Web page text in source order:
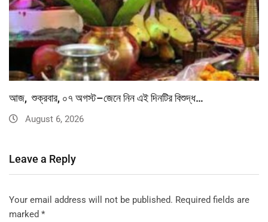
আজ, শুক্রবার, ০৭ অগস্ট–জেনে নিন এই দিনটির বিশুদ্ধ…
August 6, 2026
Leave a Reply
Your email address will not be published. Required fields are
marked *